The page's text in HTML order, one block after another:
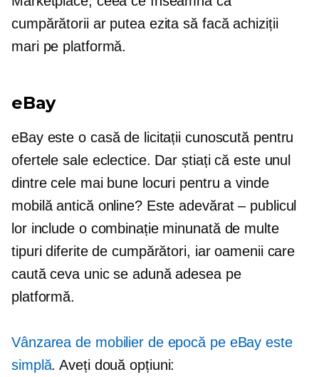
cumpărătorii ar putea ezita să facă achiziții
mari pe platformă.
eBay
eBay este o casă de licitații cunoscută pentru
ofertele sale eclectice. Dar știați că este unul
dintre cele mai bune locuri pentru a vinde
mobilă antică online? Este adevărat – publicul
lor include o combinație minunată de multe
tipuri diferite de cumpărători, iar oamenii care
caută ceva unic se adună adesea pe
platformă.
Vânzarea de mobilier de epocă pe eBay este
simplă. Aveți două opțiuni: